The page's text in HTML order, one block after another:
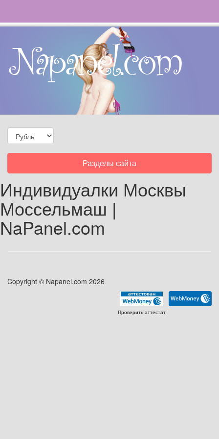
Toggle
navigation
Разделы сайта
Индивидуалки Москвы
Моссельмаш |
NaPanel.com
Copyright © Napanel.com 2026
Проверить аттестат